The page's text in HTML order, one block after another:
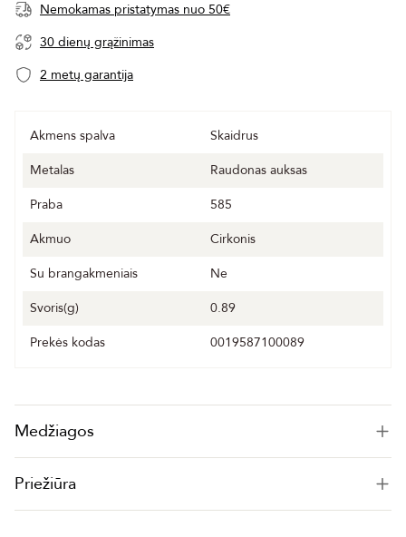
Nemokamas pristatymas nuo 50€
30 dienų grąžinimas
2 metų garantija
Akmens spalva
Skaidrus
Metalas
Raudonas auksas
Praba
585
Akmuo
Cirkonis
Su brangakmeniais
Ne
Svoris(g)
0.89
Prekės kodas
0019587100089
Medžiagos
Priežiūra